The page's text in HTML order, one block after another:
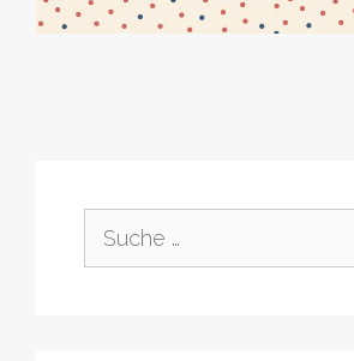
nach: